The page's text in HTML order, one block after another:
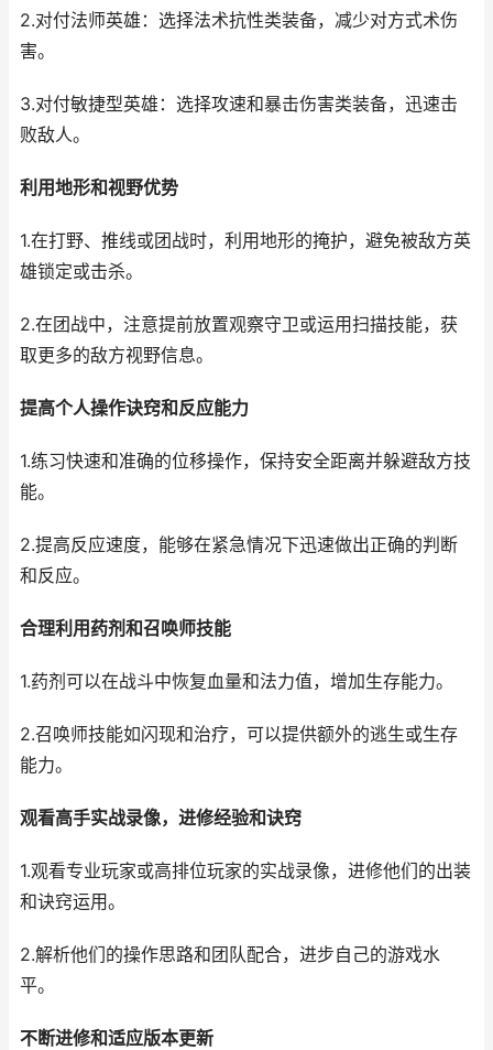
2.对付法师英雄：选择法术抗性类装备，减少对方式术伤
害。
3.对付敏捷型英雄：选择攻速和暴击伤害类装备，迅速击
败敌人。
利用地形和视野优势
1.在打野、推线或团战时，利用地形的掩护，避免被敌方英
雄锁定或击杀。
2.在团战中，注意提前放置观察守卫或运用扫描技能，获
取更多的敌方视野信息。
提高个人操作诀窍和反应能力
1.练习快速和准确的位移操作，保持安全距离并躲避敌方技
能。
2.提高反应速度，能够在紧急情况下迅速做出正确的判断
和反应。
合理利用药剂和召唤师技能
1.药剂可以在战斗中恢复血量和法力值，增加生存能力。
2.召唤师技能如闪现和治疗，可以提供额外的逃生或生存
能力。
观看高手实战录像，进修经验和诀窍
1.观看专业玩家或高排位玩家的实战录像，进修他们的出装
和诀窍运用。
2.解析他们的操作思路和团队配合，进步自己的游戏水
平。
不断进修和适应版本更新